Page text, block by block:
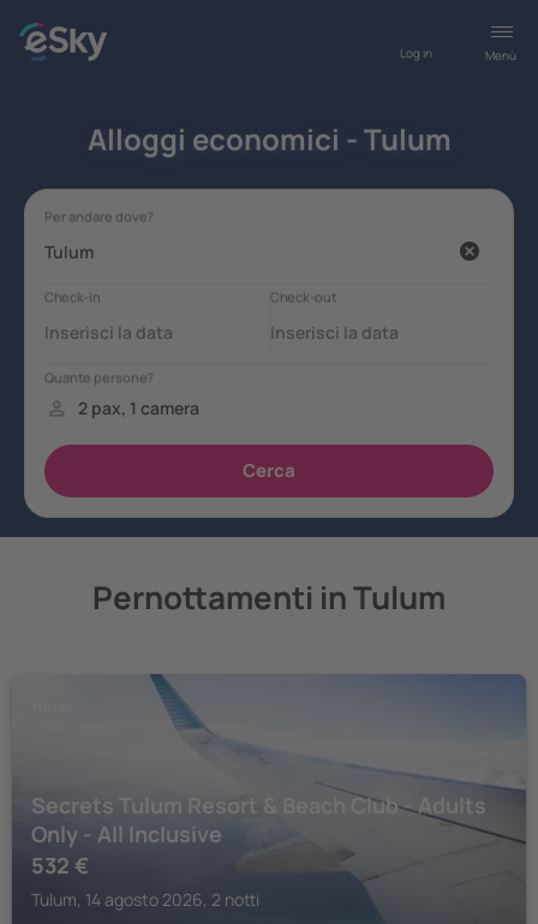
Menù
Log in
Alloggi economici - Tulum
Pernottamenti in Tulum
Secrets Tulum Resort & Beach Club - Adults
Only - All Inclusive
532 €
Tulum, 14 agosto 2026, 2 notti